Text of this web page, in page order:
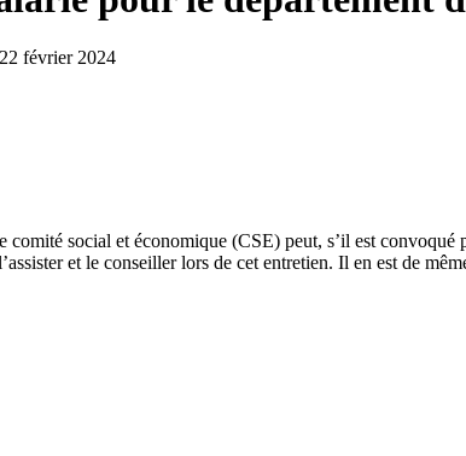
février 2024
comité social et économique (CSE) peut, s’il est
et le conseiller lors de cet entretien. Il en est de